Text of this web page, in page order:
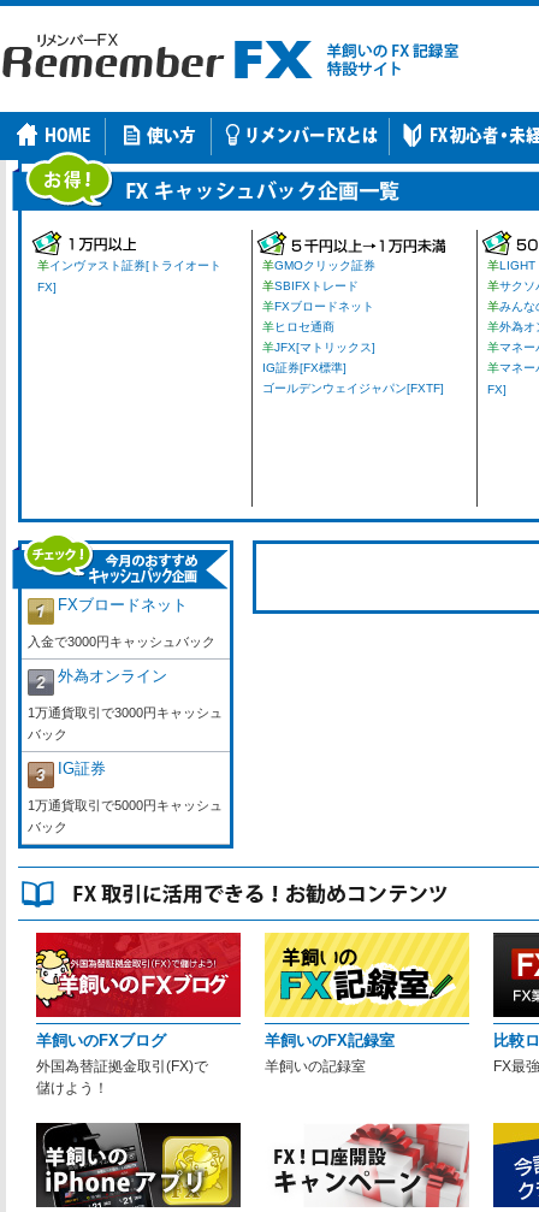
羊インヴァスト証券[トライオート
FX]
羊GMOクリック証券
羊SBIFXトレード
羊FXブロードネット
羊ヒロセ通商
羊JFX[マトリックス]
IG証券[FX標準]
ゴールデンウェイジャパン[FXTF]
羊LIGHT
羊サクソ
羊みんな
羊外為オ
羊マネー
羊マネー
FX]
FXブロードネット
入金で3000円キャッシュバック
外為オンライン
1万通貨取引で3000円キャッシュ
バック
IG証券
1万通貨取引で5000円キャッシュ
バック
羊飼いのFXブログ
外国為替証拠金取引(FX)で
儲けよう！
羊飼いのFX記録室
羊飼いの記録室
比較
FX最